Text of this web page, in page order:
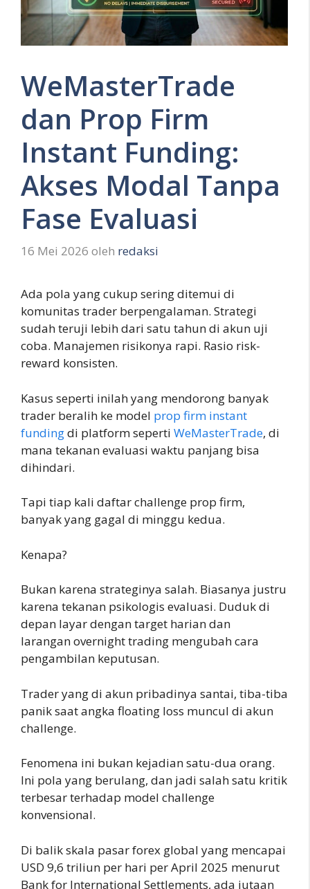
WeMasterTrade
dan Prop Firm
Instant Funding:
Akses Modal Tanpa
Fase Evaluasi
16 Mei 2026 oleh redaksi
Ada pola yang cukup sering ditemui di
komunitas trader berpengalaman. Strategi
sudah teruji lebih dari satu tahun di akun uji
coba. Manajemen risikonya rapi. Rasio risk-
reward konsisten.
Kasus seperti inilah yang mendorong banyak
trader beralih ke model prop firm instant
fundingdi platform seperti WeMasterTrade, di
mana tekanan evaluasi waktu panjang bisa
dihindari.
Tapi tiap kali daftar challenge prop firm,
banyak yang gagal di minggu kedua.
Kenapa?
Bukan karena strateginya salah. Biasanya justru
karena tekanan psikologis evaluasi. Duduk di
depan layar dengan target harian dan
larangan overnight trading mengubah cara
pengambilan keputusan.
Trader yang di akun pribadinya santai, tiba-tiba
panik saat angka floating loss muncul di akun
challenge.
Fenomena ini bukan kejadian satu-dua orang.
Ini pola yang berulang, dan jadi salah satu kritik
terbesar terhadap model challenge
konvensional.
Di balik skala pasar forex global yang mencapai
USD 9,6 triliun per hari per April 2025 menurut
Bank for International Settlements, ada jutaan